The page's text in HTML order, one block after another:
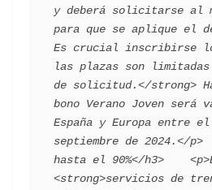
y deberá solicitarse al
para que se aplique el
Es crucial inscribirse lo
las plazas son limitadas
de solicitud.</strong>
bono Verano Joven
España y Europa entre
septiembre de 2024.</p>
hasta el 90%</h3>
<strong>servicios de